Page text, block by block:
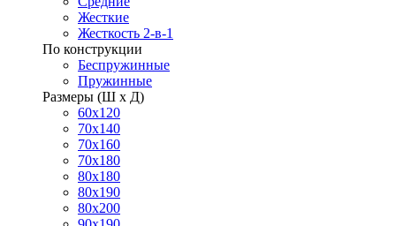
Жесткие
Жесткость 2-в-1
По конструкции
Беспружинные
Пружинные
Размеры (Ш х Д)
60х120
70х140
70х160
70х180
80х180
80х190
80х200